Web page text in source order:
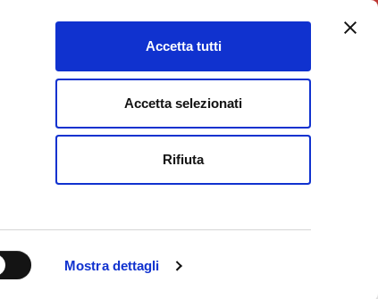
Mostra dettagli
Accetta tutti
Accetta selezionati
Rifiuta
Charity Point
DONA ORA